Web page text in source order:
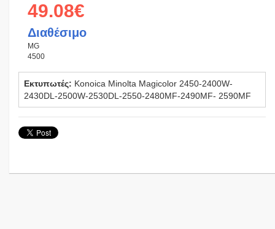
49.08€
Διαθέσιμο
MG
4500
Εκτυπωτές: Konoica Minolta Magicolor 2450-2400W-
2430DL-2500W-2530DL-2550-2480MF-2490MF- 2590MF